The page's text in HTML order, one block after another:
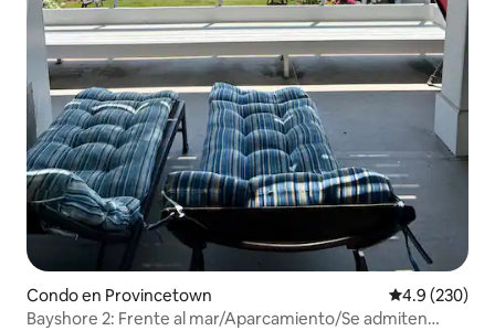
Condo en Provincetown Calificación
4.9 (230)
Bayshore 2: Frente al mar/Aparcamiento/Se admiten